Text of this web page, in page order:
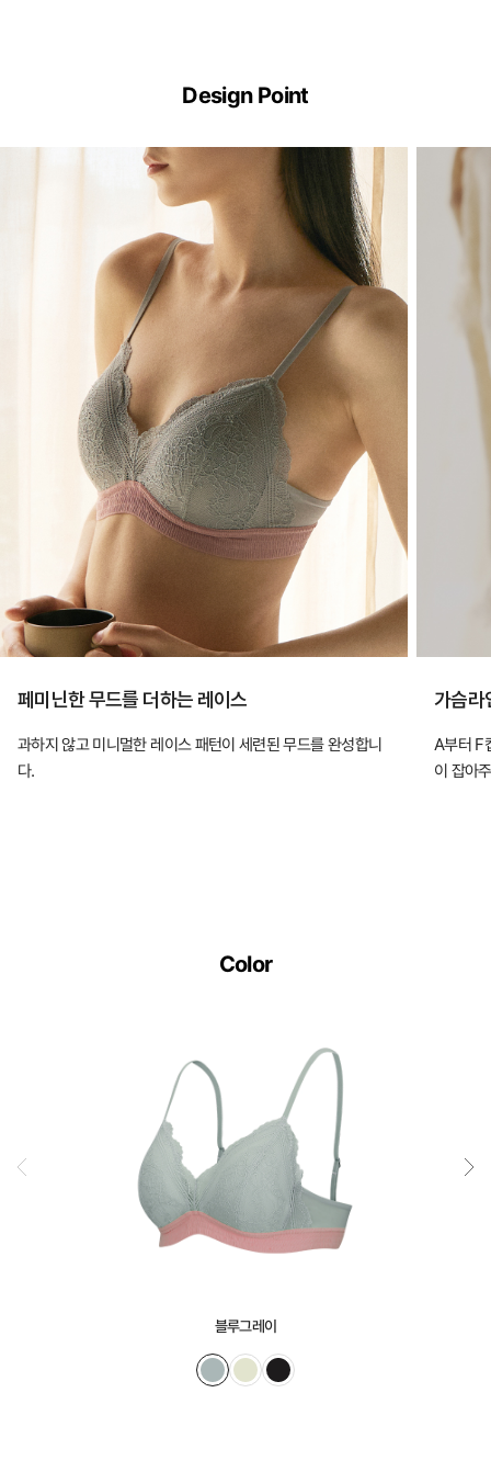
Design Point
페미닌한 무드를 더하는 레이스
과하지 않고 미니멀한 레이스 패턴이 세련된 무드를 완성합니
다.
가슴라
A부터 F
이 잡아
Color
블루그레이